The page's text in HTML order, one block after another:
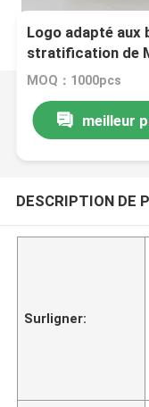
Logo adapté aux
stratification de
papier imprimé
MOQ：1000pcs
meilleur
DESCRIPTION DE
Surligner: